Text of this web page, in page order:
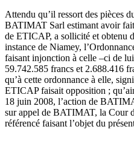
Attendu qu’il ressort des pièces
BATIMAT Sarl estimant avoir
de ETICAP, a sollicité et obtenu
instance de Niamey,
faisant injonction à celle –ci de
59.742.585 francs et 2.688.416
qu’à cette ordonnance à elle,
ETICAP faisait opposition ;
18 juin 2008, l’action de
sur appel de BATIMAT, la Cour
référencé faisant l’objet du